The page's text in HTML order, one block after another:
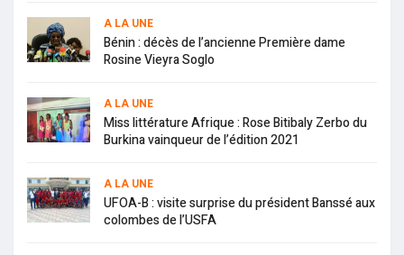
A LA UNE
Bénin : décès de l’ancienne Première dame
Rosine Vieyra Soglo
A LA UNE
Miss littérature Afrique : Rose Bitibaly Zerbo du
Burkina vainqueur de l’édition 2021
A LA UNE
UFOA-B : visite surprise du président Banssé aux
colombes de l’USFA